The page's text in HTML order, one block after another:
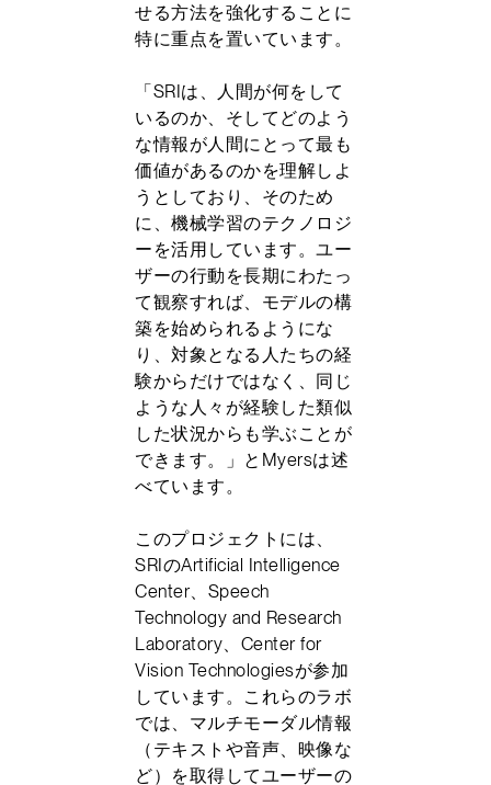
せる方法を強化することに
特に重点を置いています。
「SRIは、人間が何をして
いるのか、そしてどのよう
な情報が人間にとって最も
価値があるのかを理解しよ
うとしており、そのため
に、機械学習のテクノロジ
ーを活用しています。ユー
ザーの行動を長期にわたっ
て観察すれば、モデルの構
築を始められるようにな
り、対象となる人たちの経
験からだけではなく、同じ
ような人々が経験した類似
した状況からも学ぶことが
できます。」とMyersは述
べています。
このプロジェクトには、
SRIのArtificial Intelligence
Center、Speech
Technology and Research
Laboratory、Center for
Vision Technologiesが参加
しています。これらのラボ
では、マルチモーダル情報
（テキストや音声、映像な
ど）を取得してユーザーの